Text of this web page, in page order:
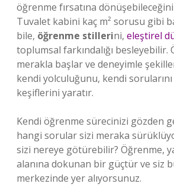
öğrenme fırsatına
Tuvalet kabini kaç m² sorusu gibi
bile, öğrenme stillerini, eleştirel
toplumsal farkındalığı besleyebilir.
merakla başlar ve deneyimle
kendi yolculuğunu, kendi
keşiflerini yaratır.
Kendi öğrenme sürecinizi gözden
hangi sorular sizi meraka
sizi nereye götürebilir? Öğrenme,
alanına dokunan bir güçtür ve siz
merkezinde yer alıyorsunuz.